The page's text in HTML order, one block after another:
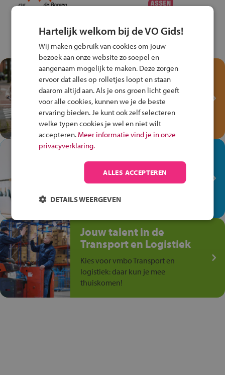
Test je kennis met het
Fiets Veilig
Verkeersspel!
Speel het Fiets Veilig Verkeersspel
en win een Cortina-fiets!
In de winkel ben je op je
plek!
Ontdek via het vmbo jouw talent
anders is!
Jouw talent in de
Transport en Logistiek
Kies voor vmbo Transport en
logistiek: daar kun je mee
thuiskomen!
Hartelijk welkom bij de VO Gids!
Wij maken gebruik van cookies om jouw
bezoek aan onze website zo soepel en
aangenaam mogelijk te maken. Deze zorgen
ervoor dat alles op rolletjes loopt en staan
daarom altijd aan. Als je ons groen licht geeft
voor alle cookies, kunnen we je de beste
ervaring bieden. Je kunt ook zelf selecteren
welke typen cookies je wel en niet wilt
accepteren. Meer informatie vind je in onze
privacyverklaring.
ALLES ACCEPTEREN
DETAILS WEERGEVEN